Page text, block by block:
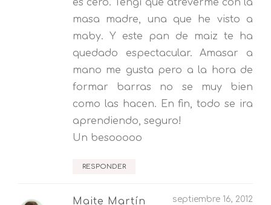
masa madre, una que he visto a
maby. Y este pan de maiz te ha
quedado espectacular. Amasar a
mano me gusta pero a la hora de
formar barras no se muy bien
como las hacen. En fin, todo se ira
aprendiendo, seguro!
Un besooooo
RESPONDER
Maite Martín septiembre 16, 2012